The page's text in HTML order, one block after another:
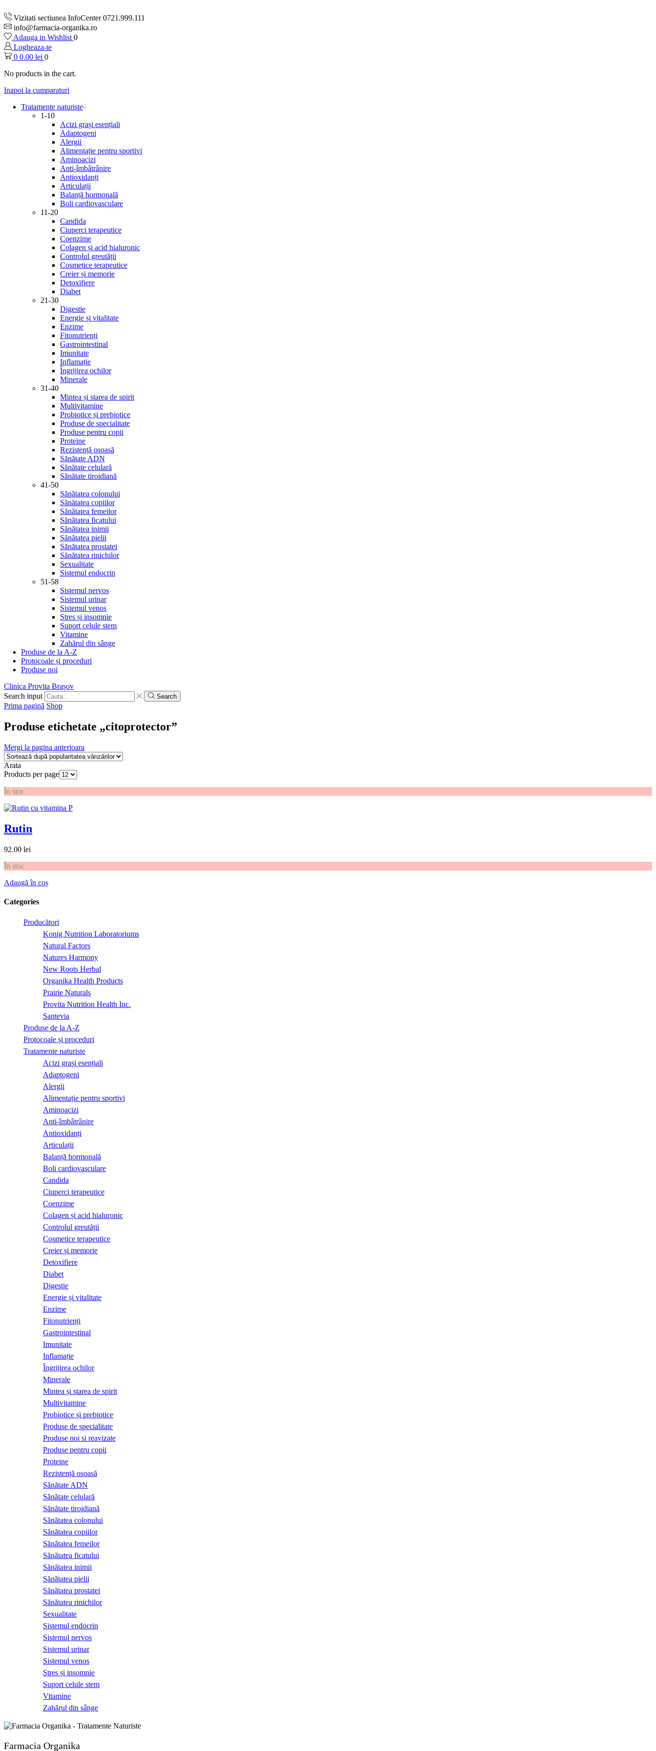
Vizitati sectiunea InfoCenter 0721.999.111
info@farmacia-organika.ro
Adauga in Wishlist 0
Logheaza-te
0 0.00 lei 0
No products in the cart.
Inapoi la cumparaturi
Tratamente naturiste
1-10
Acizi grași esențiali
Adaptogeni
Alergii
Alimentație pentru sportivi
Aminoacizi
Anti-îmbâtrânire
Antioxidanți
Articulații
Balanță hormonală
Boli cardiovasculare
11-20
Candida
Ciuperci terapeutice
Coenzime
Colagen și acid hialuronic
Controlul greutății
Cosmetice terapeutice
Creier și memorie
Detoxifiere
Diabet
21-30
Digestie
Energie și vitalitate
Enzime
Fitonutrienți
Gastrointestinal
Imunitate
Inflamație
Îngrijirea ochilor
Minerale
31-40
Mintea și starea de spirit
Multivitamine
Probiotice și prebiotice
Produse de specialitate
Produse pentru copii
Proteine
Rezistență osoasă
Sănătate ADN
Sănătate celulară
Sănătate tiroidiană
41-50
Sănătatea colonului
Sănătatea copiilor
Sănătatea femeilor
Sănătatea ficatului
Sănătatea inimii
Sănătatea pielii
Sănătatea prostatei
Sănătatea rinichilor
Sexualitate
Sistemul endocrin
51-58
Sistemul nervos
Sistemul urinar
Sistemul venos
Stres și insomnie
Suport celule stem
Vitamine
Zahărul din sânge
Produse de la A-Z
Protocoale și proceduri
Produse noi
Clinica Provita Brașov
Search input
Search
Prima pagină Shop
Produse etichetate „citoprotector”
Mergi la pagina anterioara
Arata
Products per page
În stoc
Rutin
92.00 lei
În stoc
Adaugă în coș
Categories
Producători
Konig Nutrition Laboratoriums
Natural Factors
Natures Harmony
New Roots Herbal
Organika Health Products
Prairie Naturals
Provita Nutrition Health Inc.
Santevia
Produse de la A-Z
Protocoale și proceduri
Tratamente naturiste
Acizi grași esențiali
Adaptogeni
Alergii
Alimentație pentru sportivi
Aminoacizi
Anti-îmbâtrânire
Antioxidanți
Articulații
Balanță hormonală
Boli cardiovasculare
Candida
Ciuperci terapeutice
Coenzime
Colagen și acid hialuronic
Controlul greutății
Cosmetice terapeutice
Creier și memorie
Detoxifiere
Diabet
Digestie
Energie și vitalitate
Enzime
Fitonutrienți
Gastrointestinal
Imunitate
Inflamație
Îngrijirea ochilor
Minerale
Mintea și starea de spirit
Multivitamine
Probiotice și prebiotice
Produse de specialitate
Produse noi si reavizate
Produse pentru copii
Proteine
Rezistență osoasă
Sănătate ADN
Sănătate celulară
Sănătate tiroidiană
Sănătatea colonului
Sănătatea copiilor
Sănătatea femeilor
Sănătatea ficatului
Sănătatea inimii
Sănătatea pielii
Sănătatea prostatei
Sănătatea rinichilor
Sexualitate
Sistemul endocrin
Sistemul nervos
Sistemul urinar
Sistemul venos
Stres și insomnie
Suport celule stem
Vitamine
Zahărul din sânge
Farmacia Organika